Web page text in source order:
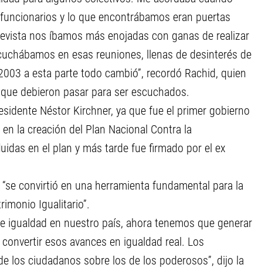
y lo que encontrábamos eran puertas
nos íbamos más enojadas con ganas de realizar
en esas reuniones, llenas de desinterés de
a esta parte todo cambió”, recordó Rachid, quien
debieron pasar para ser escuchados.
Néstor Kirchner, ya que fue el primer gobierno
la creación del Plan Nacional Contra la
en el plan y más tarde fue firmado por el ex
convirtió en una herramienta fundamental para la
Igualitario”.
igualdad en nuestro país, ahora tenemos que generar
esos avances en igualdad real. Los
los ciudadanos sobre los de los poderosos”, dijo la